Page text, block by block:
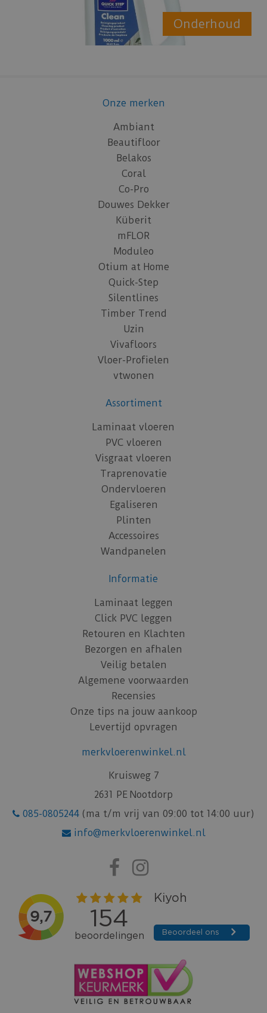
Onderhoud
Onze merken
Ambiant
Beautifloor
Belakos
Coral
Co-Pro
Douwes Dekker
Küberit
mFLOR
Moduleo
Otium at Home
Quick-Step
Silentlines
Timber Trend
Uzin
Vivafloors
Vloer-Profielen
vtwonen
Assortiment
Laminaat vloeren
PVC vloeren
Visgraat vloeren
Traprenovatie
Ondervloeren
Egaliseren
Plinten
Accessoires
Wandpanelen
Informatie
Laminaat leggen
Click PVC leggen
Retouren en Klachten
Bezorgen en afhalen
Veilig betalen
Algemene voorwaarden
Recensies
Onze tips na jouw aankoop
Levertijd opvragen
merkvloerenwinkel.nl
Kruisweg 7
2631 PE Nootdorp
085-0805244 (ma t/m vrij van 09:00 tot 14:00 uur)
info@merkvloerenwinkel.nl